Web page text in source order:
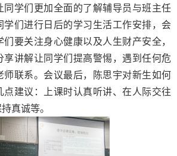
同学们更加全面的了解辅导员与班主任
学们进行日后的学习生活工作安排，会
要关注身心健康以及人生财产安全，
讲解让同学们提高警惕，遇到任何危
联系。会议最后，陈思宇对新生如何
建议：上课时认真听讲、在人际交往
真诚等。